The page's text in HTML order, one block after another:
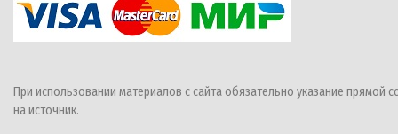
При использовании материалов с сайта обязательно указание прямой
на источник.